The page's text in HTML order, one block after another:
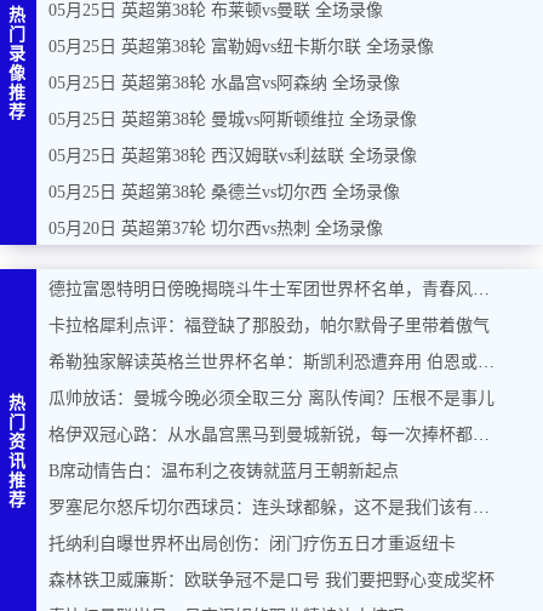
热
门
录
像
推
荐
05月25日 英超第38轮 布莱顿vs曼联 全场录像
05月25日 英超第38轮 富勒姆vs纽卡斯尔联 全场录像
05月25日 英超第38轮 水晶宫vs阿森纳 全场录像
05月25日 英超第38轮 曼城vs阿斯顿维拉 全场录像
05月25日 英超第38轮 西汉姆联vs利兹联 全场录像
05月25日 英超第38轮 桑德兰vs切尔西 全场录像
05月20日 英超第37轮 切尔西vs热刺 全场录像
热
门
资
讯
推
荐
德拉富恩特明日傍晚揭晓斗牛士军团世界杯名单，青春风暴能否席卷美加墨？
卡拉格犀利点评：福登缺了那股劲，帕尔默骨子里带着傲气
希勒独家解读英格兰世界杯名单：斯凯利恐遭弃用 伯恩或力压马奎尔入围
瓜帅放话：曼城今晚必须全取三分 离队传闻？压根不是事儿
格伊双冠心路：从水晶宫黑马到曼城新锐，每一次捧杯都是奇迹
B席动情告白：温布利之夜铸就蓝月王朝新起点
罗塞尼尔怒斥切尔西球员：连头球都躲，这不是我们该有的样子
托纳利自曝世界杯出局创伤：闭门疗伤五日才重返纽卡
森林铁卫威廉斯：欧联争冠不是口号 我们要把野心变成奖杯